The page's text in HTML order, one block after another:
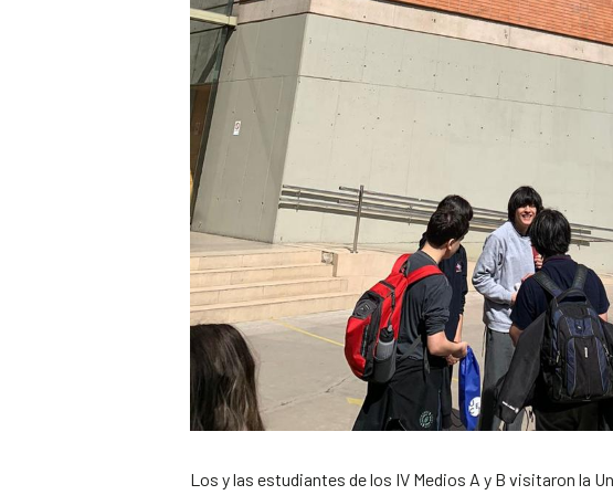
Los y las estudiantes de los IV Medios A y B visitaron la